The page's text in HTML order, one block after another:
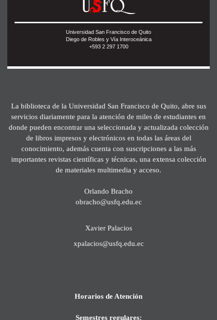
Universidad San Francisco de Quito
Diego de Robles y Vía Interoceánica
+593 2 297 1700
La biblioteca de la Universidad San Francisco de Quito, abre sus
servicios diariamente para la atención de miles de estudiantes en
donde pueden encontrar una seleccionada y actualizada colección
de libros impresos y electrónicos en todas las áreas del
conocimiento, además cuenta con suscripciones a las más
importantes revistas científicas y técnicas, una extensa colección
de materiales multimedia y acceso.
Orlando Bracho
obracho@usfq.edu.ec
Xavier Palacios
xpalacios@usfq.edu.ec
Horarios de Atención
Semestres regulares: